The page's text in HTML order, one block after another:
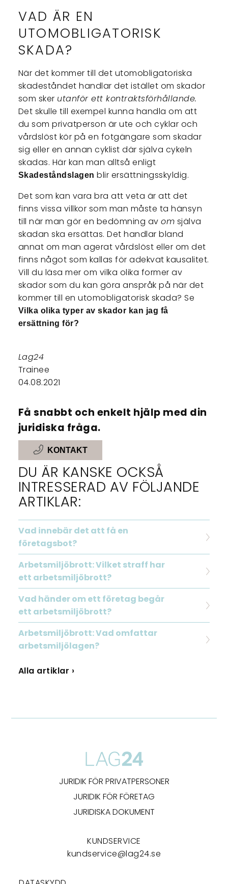
VAD ÄR EN
UTOMOBLIGATORISK
SKADA?
När det kommer till det utomobligatoriska
skadeståndet handlar det istället om skador
som sker utanför ett kontraktsförhållande.
Det skulle till exempel kunna handla om att
du som privatperson är ute och cyklar och
vårdslöst kör på en fotgängare som skadar
sig eller en annan cyklist där själva cykeln
skadas. Här kan man alltså enligt
Skadeståndslagen blir ersättningsskyldig.
Det som kan vara bra att veta är att det
finns vissa villkor som man måste ta hänsyn
till när man gör en bedömning avom själva
skadan ska ersättas. Det handlar bland
annat om man agerat vårdslöst eller om det
finns något som kallas för adekvat kausalitet.
Vill du läsa mer om vilka olika former av
skador som du kan göra anspråk på när det
kommer till en utomobligatorisk skada? Se
Vilka olika typer av skador kan jag få
ersättning för?
Lag24
Trainee
04.08.2021
Få snabbt och enkelt hjälp med din
juridiska fråga.
KONTAKT
DU ÄR KANSKE OCKSÅ
INTRESSERAD AV FÖLJANDE
ARTIKLAR:
Vad innebär det att få en
företagsbot?
Arbetsmiljöbrott: Vilket straff har
ett arbetsmiljöbrott?
Vad händer om ett företag begår
ett arbetsmiljöbrott?
Arbetsmiljöbrott: Vad omfattar
arbetsmiljölagen?
Alla artiklar ›
JURIDIK FÖR PRIVATPERSONER
JURIDIK FÖR FÖRETAG
JURIDISKA DOKUMENT
KUNDSERVICE
kundservice@lag24.se